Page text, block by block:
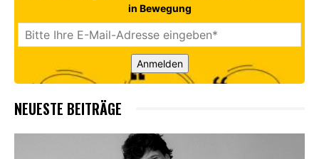
in Bewegung
Anmelden
NEUESTE BEITRÄGE